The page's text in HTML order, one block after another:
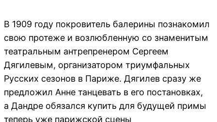
В 1909 году покровитель балерины познакомил
свою протеже и возлюбленную со знаменитым
театральным антрепренером Сергеем
Дягилевым, организатором триумфальных
Русских сезонов в Париже. Дягилев сразу же
предложил Анне танцевать в его постановках,
а Дандре обязался купить для будущей примы
теперь уже парижской сцены